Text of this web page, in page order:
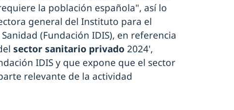
la población española", así lo
general del Instituto para el
(Fundación IDIS), en referencia
sector sanitario privado 2024',
IDIS y que expone que el sector
relevante de la actividad